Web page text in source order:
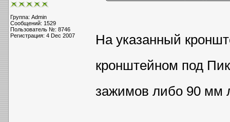
Группа: Admin
Сообщений: 1529
Пользователь №: 8746
Регистрация: 4 Dec 2007
На указанный
кронштейном под
зажимов либо 90 мм